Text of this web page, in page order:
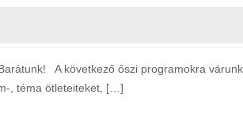
A következő őszi programokra
, téma ötleteiteket, […]